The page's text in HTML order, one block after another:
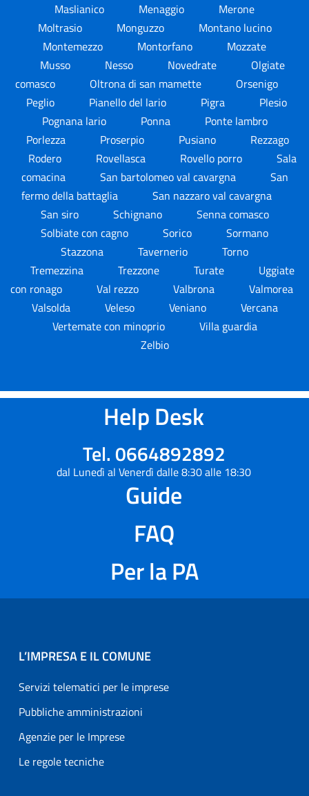
Maslianico
Menaggio
Merone
Moltrasio
Monguzzo
Montano lucino
Montemezzo
Montorfano
Mozzate
Musso
Nesso Novedrate
Olgiate
comasco
Oltrona di san mamette
Orsenigo
Peglio
Pianello del lario Pigra
Plesio
Pognana lario
Ponna
Ponte lambro
Porlezza
Proserpio Pusiano
Rezzago
Rodero
Rovellasca Rovello porro
Sala
comacina
San bartolomeo val cavargna
San
fermo della battaglia
San nazzaro val cavargna
San siro
Schignano
Senna comasco
Solbiate con cagno
Sorico
Sormano
Stazzona
Tavernerio
Torno
Tremezzina
Trezzone Turate
Uggiate
con ronago
Val rezzo Valbrona
Valmorea
Valsolda
Veleso Veniano
Vercana
Vertemate con minoprio
Villa guardia
Zelbio
Help Desk
Tel. 0664892892
dal Lunedì al Venerdì dalle 8:30 alle 18:30
Guide
FAQ
Per la PA
L’IMPRESA E IL COMUNE
Servizi telematici per le imprese
Pubbliche amministrazioni
Agenzie per le Imprese
Le regole tecniche